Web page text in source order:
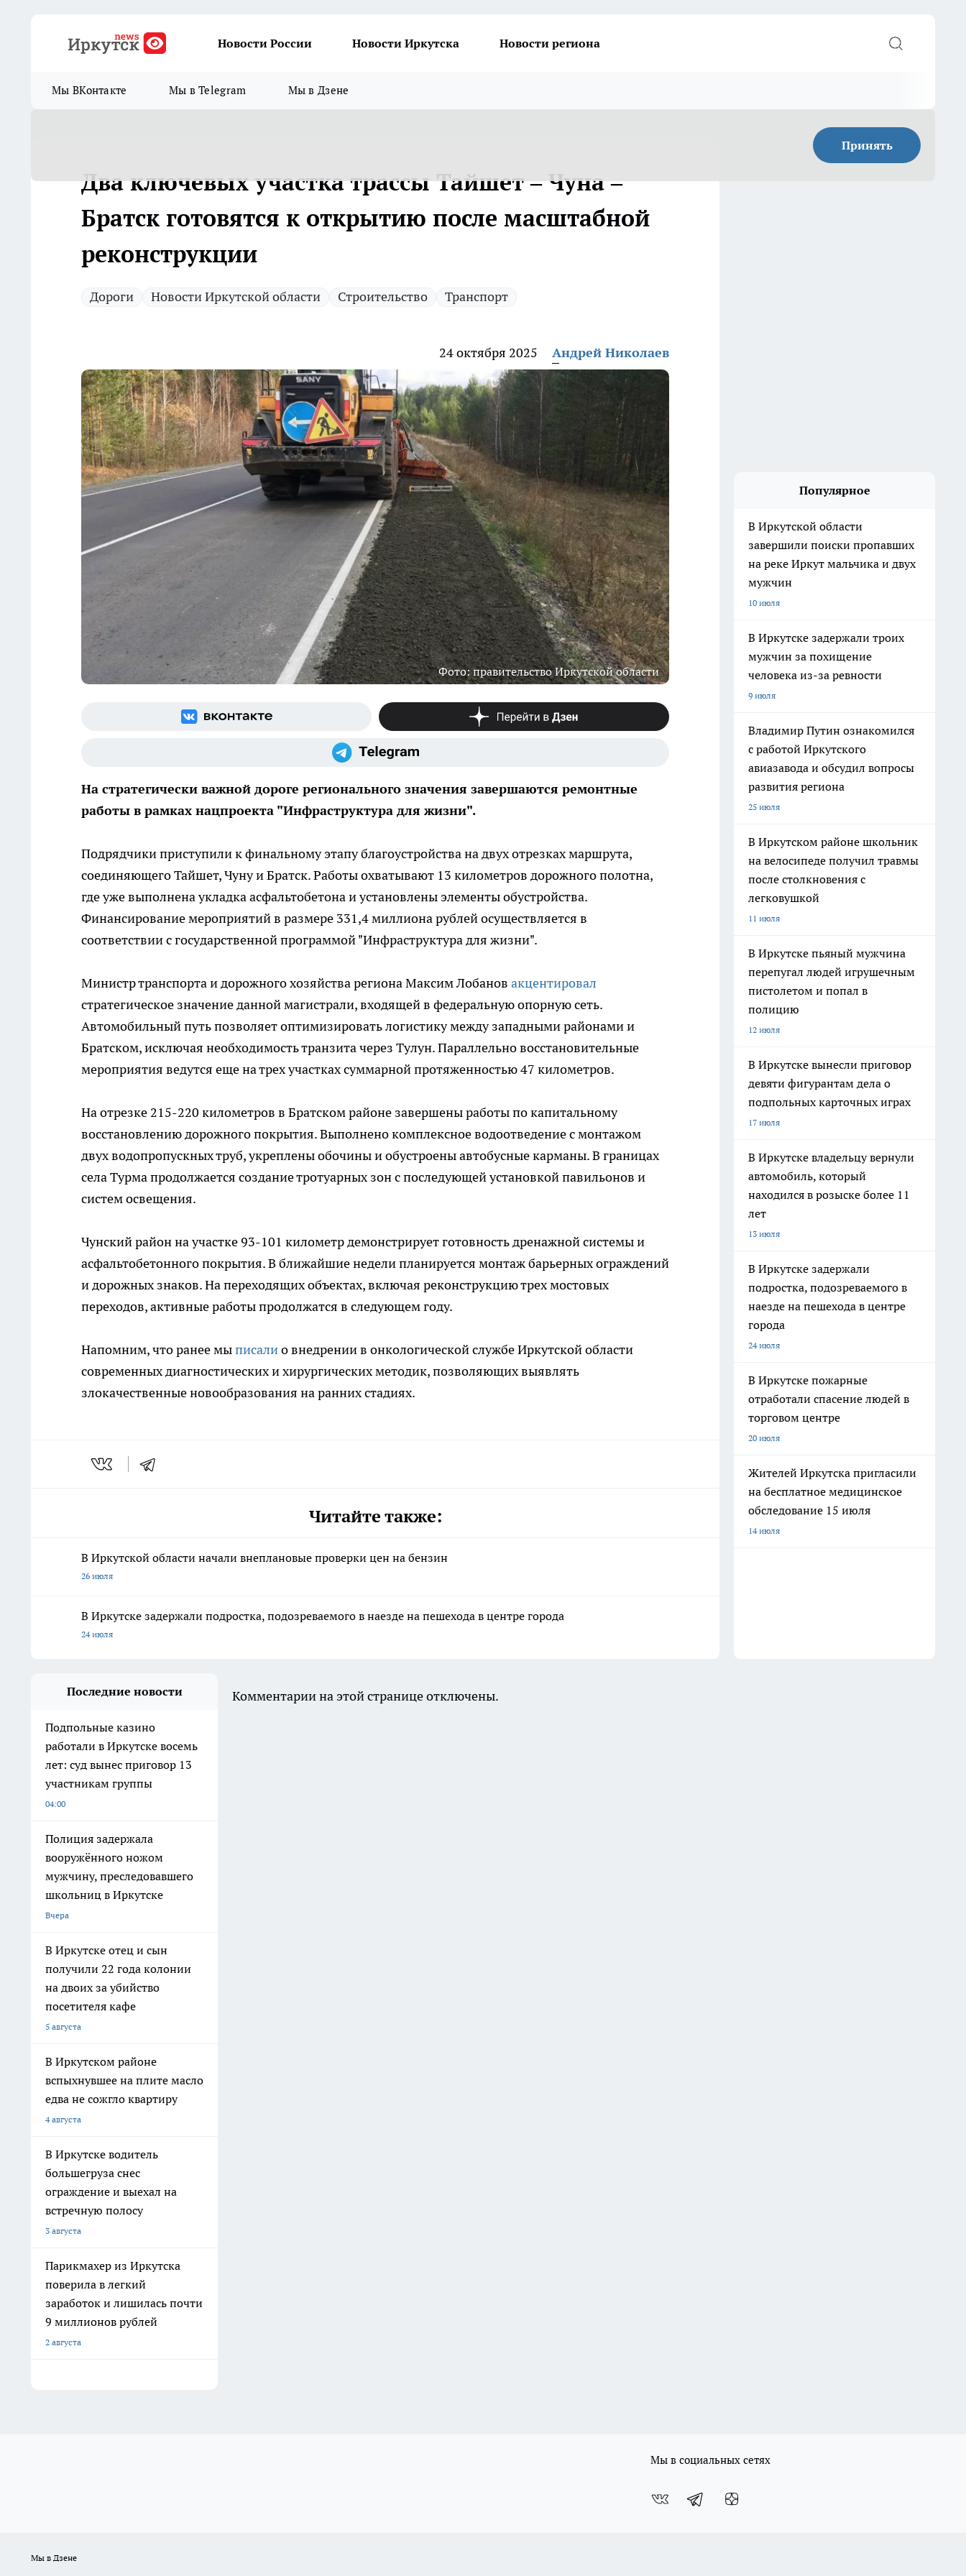
Новости России Новости Иркутска Новости региона
Мы ВКонтакте Мы в Telegram Мы в Дзене
Принять
Два ключевых участка трассы Тайшет – Чуна –
Братск готовятся к открытию после масштабной
реконструкции
Дороги Новости Иркутской области Строительство Транспорт
24 октября 2025 Андрей Николаев
Фото: правительство Иркутской области
На стратегически важной дороге регионального значения завершаются ремонтные
работы в рамках нацпроекта "Инфраструктура для жизни".
Подрядчики приступили к финальному этапу благоустройства на двух отрезках маршрута,
соединяющего Тайшет, Чуну и Братск. Работы охватывают 13 километров дорожного полотна,
где уже выполнена укладка асфальтобетона и установлены элементы обустройства.
Финансирование мероприятий в размере 331,4 миллиона рублей осуществляется в
соответствии с государственной программой "Инфраструктура для жизни".
Министр транспорта и дорожного хозяйства региона Максим Лобанов акцентировал
стратегическое значение данной магистрали, входящей в федеральную опорную сеть.
Автомобильный путь позволяет оптимизировать логистику между западными районами и
Братском, исключая необходимость транзита через Тулун. Параллельно восстановительные
мероприятия ведутся еще на трех участках суммарной протяженностью 47 километров.
На отрезке 215-220 километров в Братском районе завершены работы по капитальному
восстановлению дорожного покрытия. Выполнено комплексное водоотведение с монтажом
двух водопропускных труб, укреплены обочины и обустроены автобусные карманы. В границах
села Турма продолжается создание тротуарных зон с последующей установкой павильонов и
систем освещения.
Чунский район на участке 93-101 километр демонстрирует готовность дренажной системы и
асфальтобетонного покрытия. В ближайшие недели планируется монтаж барьерных ограждений
и дорожных знаков. На переходящих объектах, включая реконструкцию трех мостовых
переходов, активные работы продолжатся в следующем году.
Напомним, что ранее мыписалио внедрении в онкологической службе Иркутской области
современных диагностических и хирургических методик, позволяющих выявлять
злокачественные новообразования на ранних стадиях.
Читайте также:
В Иркутской области начали внеплановые проверки цен на бензин
26 июля
В Иркутске задержали подростка, подозреваемого в наезде на пешехода в центре города
24 июля
Популярное
В Иркутской области
завершили поиски пропавших
на реке Иркут мальчика и двух
мужчин
10 июля
В Иркутске задержали троих
мужчин за похищение
человека из-за ревности
9 июля
Владимир Путин ознакомился
с работой Иркутского
авиазавода и обсудил вопросы
развития региона
25 июля
В Иркутском районе школьник
на велосипеде получил травмы
после столкновения с
легковушкой
11 июля
В Иркутске пьяный мужчина
перепугал людей игрушечным
пистолетом и попал в
полицию
12 июля
В Иркутске вынесли приговор
девяти фигурантам дела о
подпольных карточных играх
17 июля
В Иркутске владельцу вернули
автомобиль, который
находился в розыске более 11
лет
13 июля
В Иркутске задержали
подростка, подозреваемого в
наезде на пешехода в центре
города
24 июля
В Иркутске пожарные
отработали спасение людей в
торговом центре
20 июля
Жителей Иркутска пригласили
на бесплатное медицинское
обследование 15 июля
14 июля
Последние новости
Подпольные казино
работали в Иркутске восемь
лет: суд вынес приговор 13
участникам группы
04:00
Полиция задержала
вооружённого ножом
мужчину, преследовавшего
школьниц в Иркутске
Вчера
В Иркутске отец и сын
получили 22 года колонии
на двоих за убийство
посетителя кафе
5 августа
В Иркутском районе
вспыхнувшее на плите масло
едва не сожгло квартиру
4 августа
В Иркутске водитель
большегруза снес
ограждение и выехал на
встречную полосу
3 августа
Парикмахер из Иркутска
поверила в легкий
заработок и лишилась почти
9 миллионов рублей
2 августа
Комментарии на этой странице отключены.
Мы в социальных сетях
Мы в Дзене